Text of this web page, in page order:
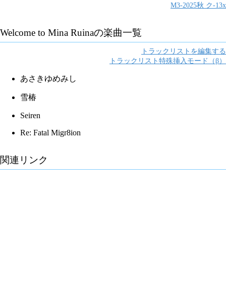
M3-2025秋 ク-13x
Welcome to Mina Ruinaの楽曲一覧
トラックリストを編集する
トラックリスト特殊挿入モード（β）
あさきゆめみし
雪椿
Seiren
Re: Fatal Migr8ion
関連リンク